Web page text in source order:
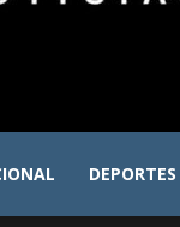
DEPORTES